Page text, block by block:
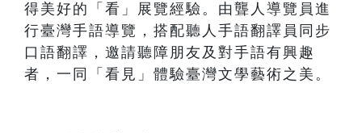
得美好的「看」展覽經驗。由聾人導覽員進
行臺灣手語導覽，搭配聽人手語翻譯員同步
口語翻譯，邀請聽障朋友及對手語有興趣
者，一同「看見」體驗臺灣文學藝術之美。